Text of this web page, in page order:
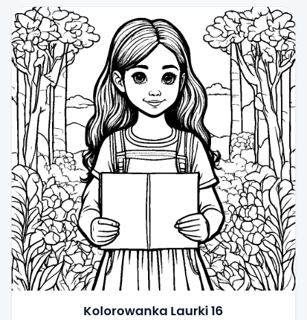
Kolorowanka Laurki 16